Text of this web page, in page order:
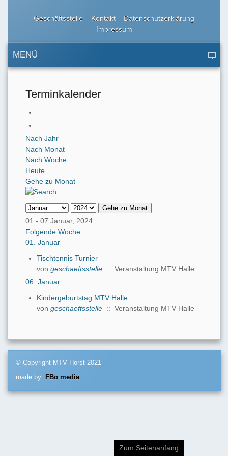
Geschäftsstelle Kontakt
Datenschutzerklärung
Impressum
MENÜ
Terminkalender
Nach Jahr
Nach Monat
Nach Woche
Heute
Gehe zu Monat
Gehe zu Monat
01 - 07 Januar, 2024
Folgende Woche
01. Januar
Tischtennis Turnier
von geschaeftsstelle :: Veranstaltung MTV Halle
06. Januar
Kindergeburtstag MTV Halle
von geschaeftsstelle :: Veranstaltung MTV Halle
© Copyright MTV Horst 2021
made by
FBo media
Zum Seitenanfang